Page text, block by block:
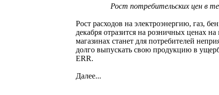
Рост потребительских цен в
Рост расходов на электроэнергию, газ,
декабря отразится на розничных ценах
магазинах станет для потребителей
долго выпускать свою продукцию в
ERR.
Далее...